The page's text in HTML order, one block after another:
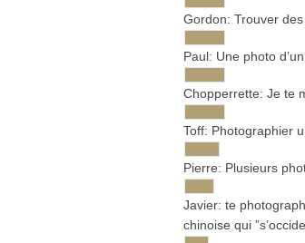
Gor­don: Trou­ver
Paul: Une photo
Chop­per­rette: Je te
Toff: Pho­to­gra­phier
Pierre: Plu­sieurs
Javier: te
chi­noise qui